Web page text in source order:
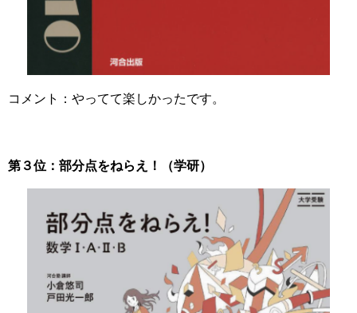
コメント：やってて楽しかったです。
第３位：部分点をねらえ！（学研）